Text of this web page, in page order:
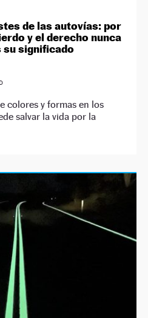
de las autovías: por
y el derecho nunca
su significado
colores y formas en los
salvar la vida por la